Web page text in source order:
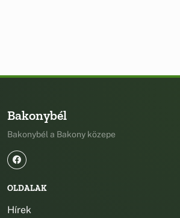
Bakonybél
Bakonybél a Bakony közepe
OLDALAK
Hírek